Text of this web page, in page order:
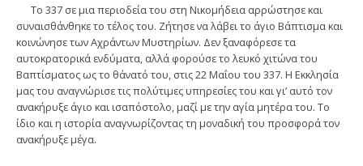
Το 337 σε μια περιοδεία του στη Νικομήδεια αρρώστησε και
συναισθάνθηκε το τέλος του. Ζήτησε να λάβει το άγιο Βάπτισμα και
κοινώνησε των Αχράντων Μυστηρίων. Δεν ξαναφόρεσε τα
αυτοκρατορικά ενδύματα, αλλά φορούσε το λευκό χιτώνα του
Βαπτίσματος ως το θάνατό του, στις 22 Μαΐου του 337. Η Εκκλησία
μας του αναγνώρισε τις πολύτιμες υπηρεσίες του και γι’ αυτό τον
ανακήρυξε άγιο και ισαπόστολο, μαζί με την αγία μητέρα του. Το
ίδιο και η ιστορία αναγνωρίζοντας τη μοναδική του προσφορά τον
ανακήρυξε μέγα.